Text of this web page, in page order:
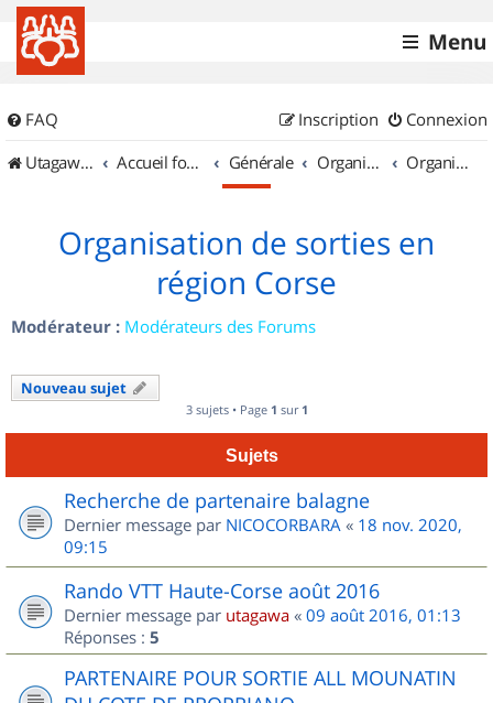
Menu
FAQ Connexion
Inscription
UtagawaVTT (Randos VTT et VTTAE avec traces GPS)
Accueil forum Générale Organisation de sorties & Recherche de partenaires Organisation de sorties en région Corse
Organisation de sorties en
région Corse
Modérateur : Modérateurs des Forums
Nouveau sujet
3 sujets • Page 1 sur 1
Sujets
Recherche de partenaire balagne
Dernier message par NICOCORBARA « 18 nov. 2020,
09:15
Rando VTT Haute-Corse août 2016
Dernier message par utagawa « 09 août 2016, 01:13
Réponses : 5
PARTENAIRE POUR SORTIE ALL MOUNATIN